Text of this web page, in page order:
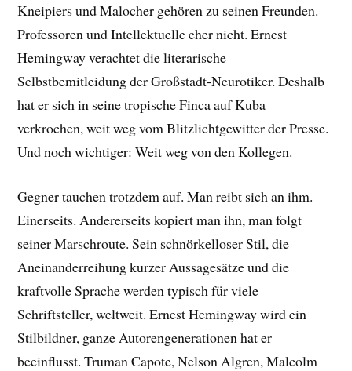
Kneipiers und Malocher gehören zu seinen Freunden.
Professoren und Intellektuelle eher nicht. Ernest
Hemingway verachtet die literarische
Selbstbemitleidung der Großstadt-Neurotiker. Deshalb
hat er sich in seine tropische Finca auf Kuba
verkrochen, weit weg vom Blitzlichtgewitter der Presse.
Und noch wichtiger: Weit weg von den Kollegen.
Gegner tauchen trotzdem auf. Man reibt sich an ihm.
Einerseits. Andererseits kopiert man ihn, man folgt
seiner Marschroute. Sein schnörkelloser Stil, die
Aneinanderreihung kurzer Aussagesätze und die
kraftvolle Sprache werden typisch für viele
Schriftsteller, weltweit. Ernest Hemingway wird ein
Stilbildner, ganze Autorengenerationen hat er
beeinflusst. Truman Capote, Nelson Algren, Malcolm